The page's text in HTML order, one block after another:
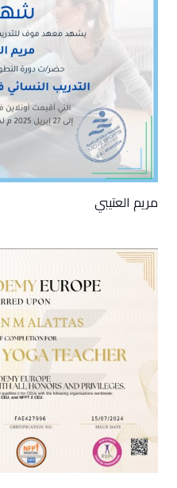
مريم العتيبي